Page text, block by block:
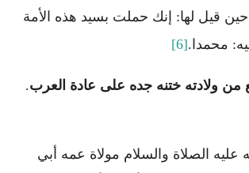
حين قيل لها: إنك حملت بسيد هذه الأمة
محمدا.[6]
من ولادته ختنه جده على عادة العرب.
عليه الصلاة والسلام مولاة عمه أبي